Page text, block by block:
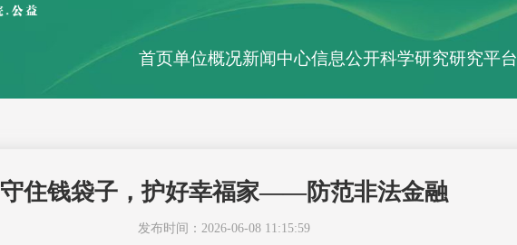
首页单位概况新闻中心信息公开科学研究研究平台
守住钱袋子，护好幸福家——防范非法金融
发布时间：2026-06-08 11:15:59